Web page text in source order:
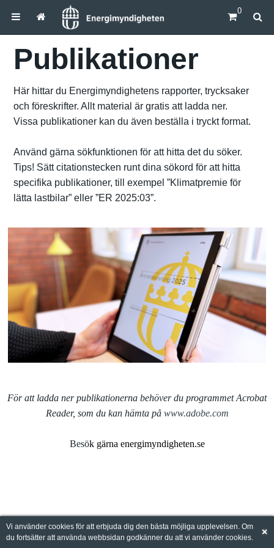
0
Publikationer
Här hittar du Energimyndighetens rapporter, trycksaker
och föreskrifter. Allt material är gratis att ladda ner.
Vissa publikationer kan du även beställa i tryckt format.
Använd gärna sökfunktionen för att hitta det du söker.
Tips! Sätt citationstecken runt dina sökord för att hitta
specifika publikationer, till exempel ”Klimatpremie för
lätta lastbilar” eller ”ER 2025:03”.
För att ladda ner publikationerna behöver du programmet Acrobat
Reader, som du kan hämta på www.adobe.com
Besök gärna energimyndigheten.se
Vi använder cookies för att erbjuda dig den bästa möjliga upplevelsen. Om
du fortsätter att använda webbsidan godkänner du att vi använder cookies.
×